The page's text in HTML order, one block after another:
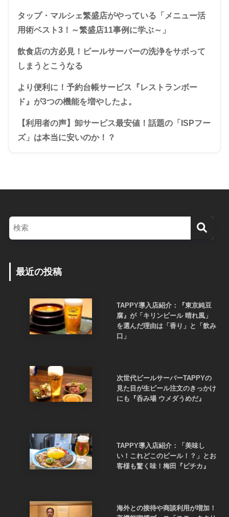
タップ・マルシェ繁盛店がやっている「メニュー活
用術ベスト3！～繁盛店11事例に学ぶ～」
飲食店の方必見！ビールサーバーの洗浄をサボって
しまうとこうなる
より便利に！予約台帳サービス『レストランボー
ド』が3つの機能を増やしたよ。
【利用者の声】卸サービス最安値！話題の「ISPフー
ズ」は本当に安いのか！？
最近の投稿
TAPPY導入店紹介：『東京純豆
腐』が「キリンビール 晴れ風」
を選んだ理由は「香り」と「飲み
口」
次世代ビールサーバーTAPPYの
見た目が生ビール注文のきっかけ
にも『呑み場 ウメダうめだ』
TAPPY導入店紹介：「美味し
い！これどこのビール！？」とお
客様も驚く味！梅田『ピチカ』
海外との接待や商談利用が増加！